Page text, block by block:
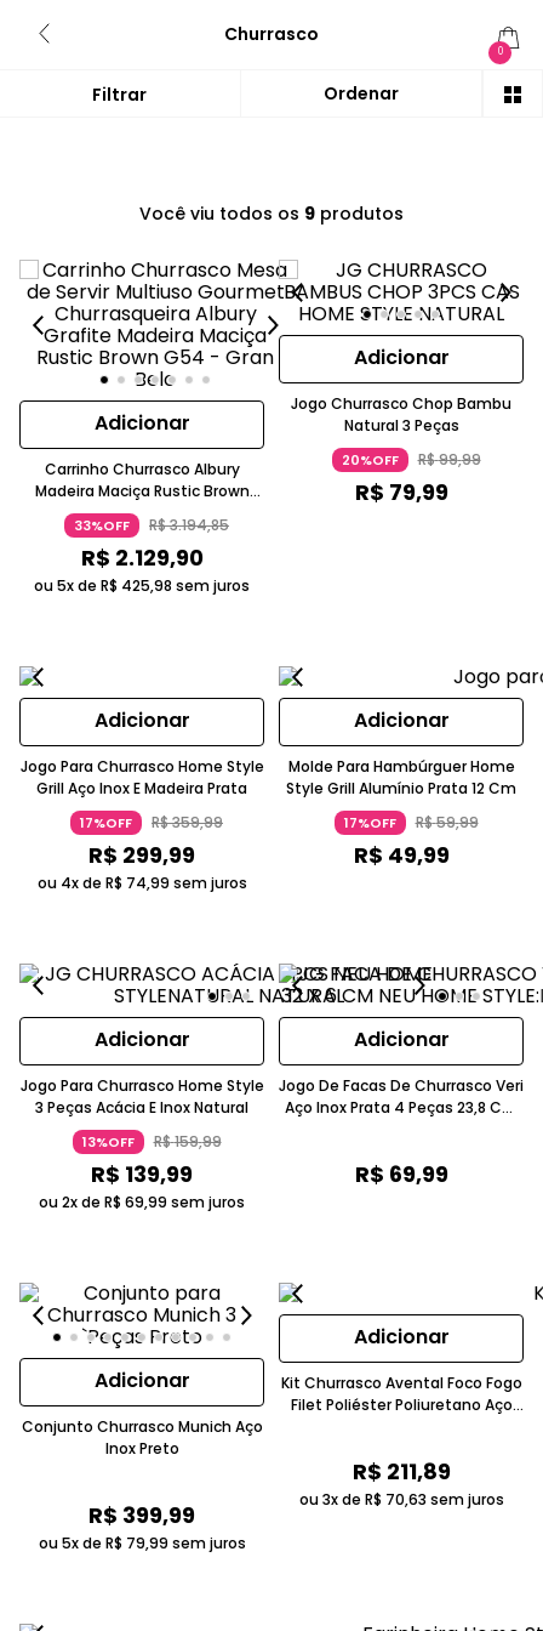
Churrasco
0
Você viu todos os 9 produtos
Adicionar
Carrinho Churrasco Albury
Madeira Maciça Rustic Brown
Gran Belo
33%OFF R$3.194,85
R$ 2.129,90
ou 5x de R$ 425,98 sem juros
Adicionar
Jogo Churrasco Chop Bambu
Natural 3 Peças
20%OFF R$99,99
R$ 79,99
Adicionar
Jogo Para Churrasco Home Style
Grill Aço Inox E Madeira Prata
17%OFF R$359,99
R$ 299,99
ou 4x de R$ 74,99 sem juros
Adicionar
Molde Para Hambúrguer Home
Style Grill Alumínio Prata 12 Cm
17%OFF R$59,99
R$ 49,99
Adicionar
Jogo Para Churrasco Home Style
3 Peças Acácia E Inox Natural
13%OFF R$159,99
R$ 139,99
ou 2x de R$ 69,99 sem juros
Adicionar
Jogo De Facas De Churrasco Veri
Aço Inox Prata 4 Peças 23,8 Cm
R$ 69,99
Adicionar
Conjunto Churrasco Munich Aço
Inox Preto
R$ 399,99
ou 5x de R$ 79,99 sem juros
Adicionar
Kit Churrasco Avental Foco Fogo
Filet Poliéster Poliuretano Aço
R$ 211,89
ou 3x de R$ 70,63 sem juros